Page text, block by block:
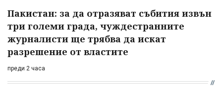
Пакистан: за да отразяват събития извън
три големи града, чуждестранните
журналисти ще трябва да искат
разрешение от властите
преди 2 часа